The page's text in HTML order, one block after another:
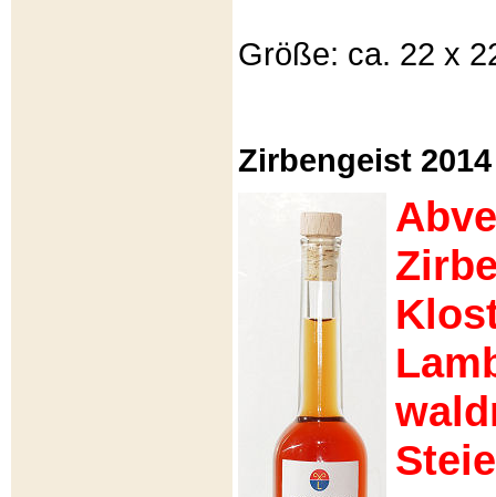
Größe: ca. 22 x
Zirbengeist 2014